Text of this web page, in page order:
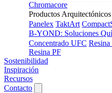
Chromacore
Productos Arquitectónicos
Panelex TaktArt
B-YOND: Soluciones
Concentrado UFC
Resina PF
Sostenibilidad
Inspiración
Recursos
Contacto